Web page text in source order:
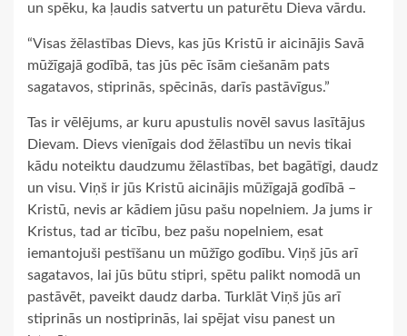
un spēku, ka ļaudis satvertu un paturētu Dieva vārdu.
“Visas žēlastības Dievs, kas jūs Kristū ir aicinājis Savā
mūžīgajā godībā, tas jūs pēc īsām ciešanām pats
sagatavos, stiprinās, spēcinās, darīs pastāvīgus.”
Tas ir vēlējums, ar kuru apustulis novēl savus lasītājus
Dievam. Dievs vienīgais dod žēlastību un nevis tikai
kādu noteiktu daudzumu žēlastības, bet bagātīgi, daudz
un visu. Viņš ir jūs Kristū aicinājis mūžīgajā godībā –
Kristū, nevis ar kādiem jūsu pašu nopelniem. Ja jums ir
Kristus, tad ar ticību, bez pašu nopelniem, esat
iemantojuši pestīšanu un mūžīgo godību. Viņš jūs arī
sagatavos, lai jūs būtu stipri, spētu palikt nomodā un
pastāvēt, paveikt daudz darba. Turklāt Viņš jūs arī
stiprinās un nostiprinās, lai spējat visu panest un